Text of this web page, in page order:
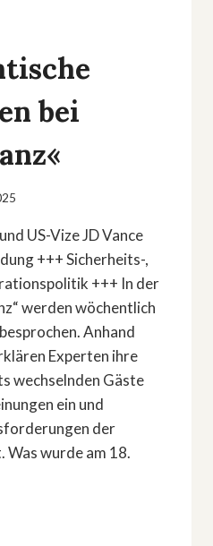
bei
US-Vize JD Vance
+++ Sicherheits-,
+++ In der
werden wöchentlich
Anhand
Experten ihre
wechselnden Gäste
ein und
der
Was wurde am 18.